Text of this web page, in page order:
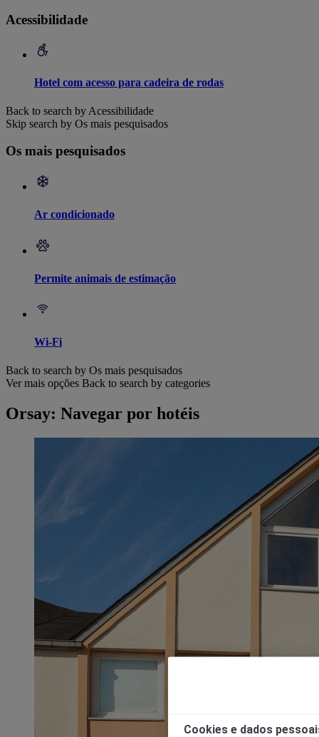
Acessibilidade
Hotel com acesso para cadeira de rodas
Back to search by Acessibilidade
Skip search by Os mais pesquisados
Os mais pesquisados
Ar condicionado
Permite animais de estimação
Wi-Fi
Back to search by Os mais pesquisados
Ver mais opções Back to search by categories
Orsay: Navegar por hotéis
Cookies e dados